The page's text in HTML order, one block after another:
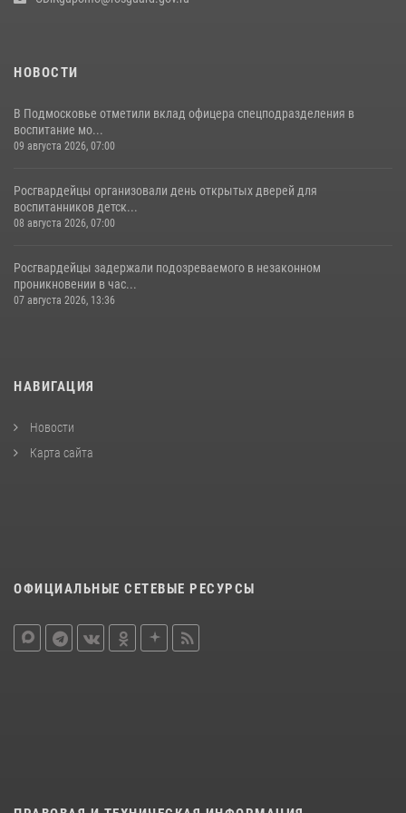
НОВОСТИ
В Подмосковье отметили вклад офицера спецподразделения в
воспитание мо...
09 августа 2026, 07:00
Росгвардейцы организовали день открытых дверей для
воспитанников детск...
08 августа 2026, 07:00
Росгвардейцы задержали подозреваемого в незаконном
проникновении в час...
07 августа 2026, 13:36
НАВИГАЦИЯ
Новости
Карта сайта
ОФИЦИАЛЬНЫЕ СЕТЕВЫЕ РЕСУРСЫ